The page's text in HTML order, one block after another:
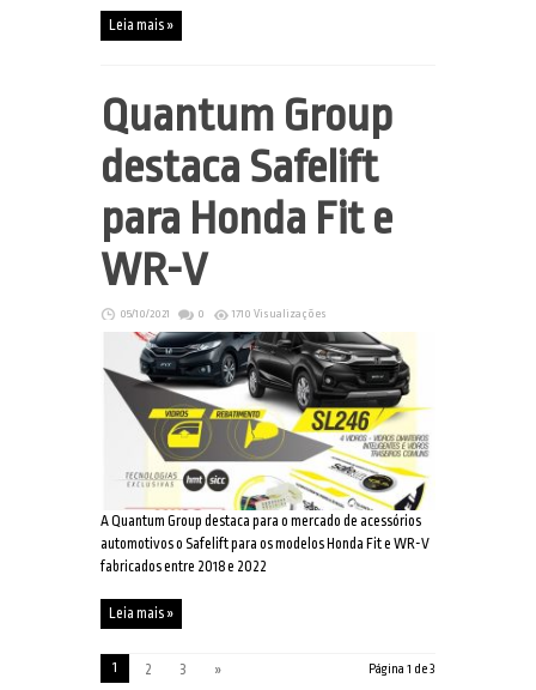
Leia mais »
Quantum Group
destaca Safelift
para Honda Fit e
WR-V
05/10/2021 0 1710 Visualizações
A Quantum Group destaca para o mercado de acessórios
automotivos o Safelift para os modelos Honda Fit e WR-V
fabricados entre 2018 e 2022
Leia mais »
Página 1 de 3
1 2 3 »